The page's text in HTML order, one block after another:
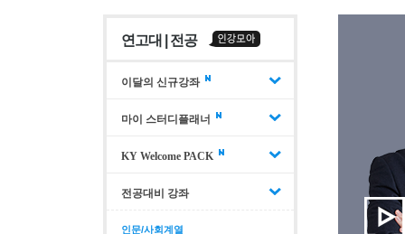
연고대 | 전공
이달의 신규강좌
마이 스터디플래너
KY Welcome PACK
전공대비 강좌
인문/사회계열